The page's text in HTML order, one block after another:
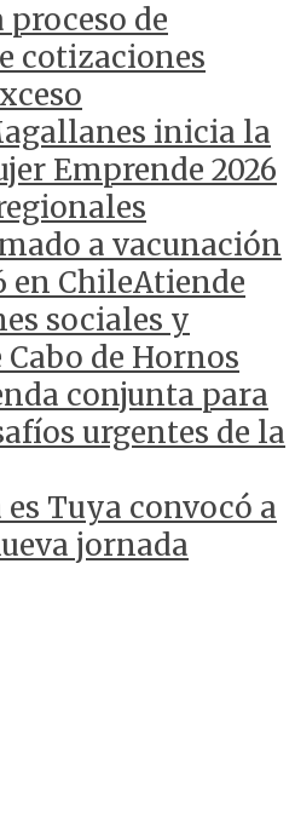
de
cotizaciones
inicia la
Emprende 2026
a vacunación
en ChileAtiende
sociales y
de Hornos
conjunta para
urgentes de la
Tuya convocó a
jornada